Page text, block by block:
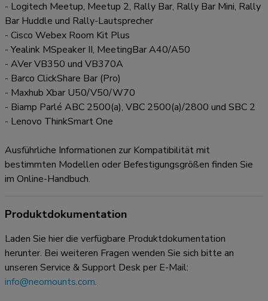
- Logitech Meetup, Meetup 2, Rally Bar, Rally Bar Mini, Rally
Bar Huddle und Rally-Lautsprecher
- Cisco Webex Room Kit Plus
- Yealink MSpeaker II, MeetingBar A40/A50
- AVer VB350 und VB370A
- Barco ClickShare Bar (Pro)
- Maxhub Xbar U50/V50/W70
- Biamp Parlé ABC 2500(a), VBC 2500(a)/2800 und SBC 2
- Lenovo ThinkSmart One
Ausführliche Informationen zur Kompatibilität mit
bestimmten Modellen oder Befestigungsgrößen finden Sie
im Online-Handbuch.
Produktdokumentation
Laden Sie hier die verfügbare Produktdokumentation
herunter. Bei weiteren Fragen wenden Sie sich bitte an
unseren Service & Support Desk per E-Mail:
info@neomounts.com.